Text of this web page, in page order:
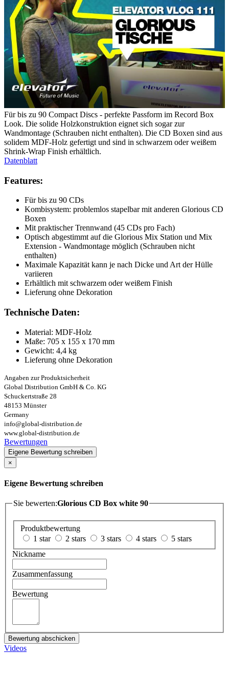
Für bis zu 90 Compact Discs - perfekte Passform im Record Box
Look. Die solide Holzkonstruktion eignet sich sogar zur
Wandmontage (Schrauben nicht enthalten). Die CD Boxen sind aus
solidem MDF-Holz gefertigt und sind in schwarzem oder weißem
Shrink-Wrap Finish erhältlich.
Datenblatt
Features:
Für bis zu 90 CDs
Kombisystem: problemlos stapelbar mit anderen Glorious CD
Boxen
Mit praktischer Trennwand (45 CDs pro Fach)
Optisch abgestimmt auf die Glorious Mix Station und Mix
Extension - Wandmontage möglich (Schrauben nicht
enthalten)
Maximale Kapazität kann je nach Dicke und Art der Hülle
variieren
Erhältlich mit schwarzem oder weißem Finish
Lieferung ohne Dekoration
Technische Daten:
Material: MDF-Holz
Maße: 705 x 155 x 170 mm
Gewicht: 4,4 kg
Lieferung ohne Dekoration
Angaben zur Produktsicherheit
Global Distribution GmbH & Co. KG
Schuckertstraße 28
48153 Münster
Germany
info@global-distribution.de
www.global-distribution.de
Bewertungen
Eigene Bewertung schreiben
×
Eigene Bewertung schreiben
Sie bewerten:Glorious CD Box white 90
Produktbewertung
1 star
2 stars 3 stars 4 stars
5 stars
Nickname
Zusammenfassung
Bewertung
Bewertung abschicken
Videos